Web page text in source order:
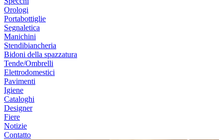
Orologi
Portabottiglie
Segnaletica
Manichini
Stendibiancheria
Bidoni della spazzatura
Tende/Ombrelli
Elettrodomestici
Pavimenti
Igiene
Cataloghi
Designer
Fiere
Notizie
Contatto